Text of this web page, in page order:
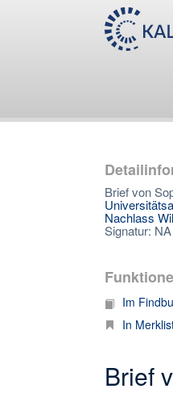
Brief von
Nachlass
Signatur:
Im
In
Brief